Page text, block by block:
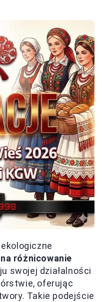
różnicowanie
swojej działalności
oferując
Takie podejście